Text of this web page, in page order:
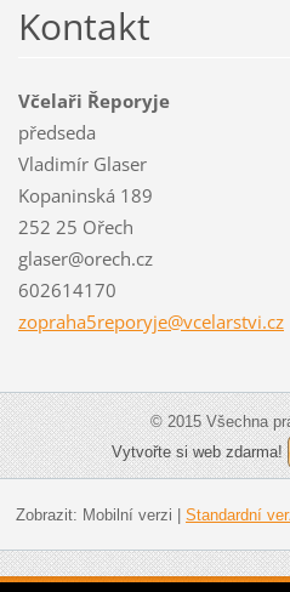
Kontakt
Včelaři Řeporyje
předseda
Vladimír Glaser
Kopaninská 189
252 25 Ořech
glaser@orech.cz
602614170
zopraha5reporyje@vcelarstvi.cz
© 2015 Všechna
Vytvořte si web zdarma!
Zobrazit: Mobilní verzi Standardní